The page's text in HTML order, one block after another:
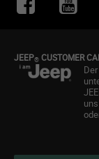
Uconnect Services
Kundendienst
Servicepartner finden
JEEP® CUSTOMER